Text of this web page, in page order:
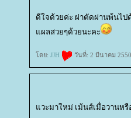
ดีใจด้วยค่ะ ผ่าตัดผ่านพ้นไป
ผลสวยๆด้วยนะคะ
ดย: JJH วันที่: 2 มีนาคม 2550
วะมาใหม่ เม้นส์เมื่อวานหรื